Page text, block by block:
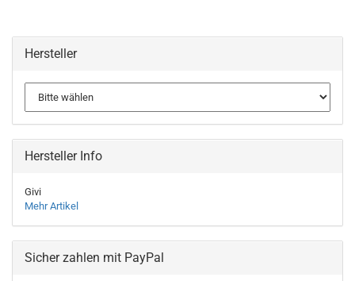
Hersteller
Hersteller Info
Givi
Mehr Artikel
Sicher zahlen mit PayPal